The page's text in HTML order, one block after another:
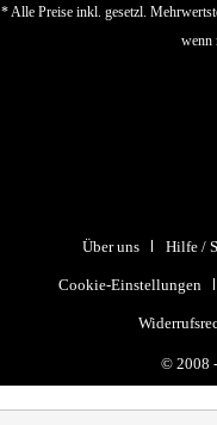
* Alle Preise inkl. gesetzl.
wenn
Über uns Hilfe /
Cookie-Einstellungen
© 2008